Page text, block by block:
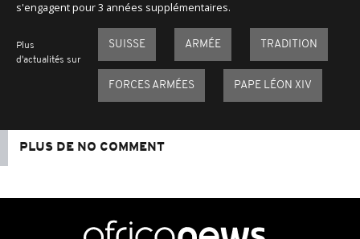
s'engagent pour 3 années supplémentaires.
Plus
d'actualités sur
SUISSE ARMÉE TRADITION
FORCES ARMÉES PAPE LÉON XIV
PLUS DE NO COMMENT